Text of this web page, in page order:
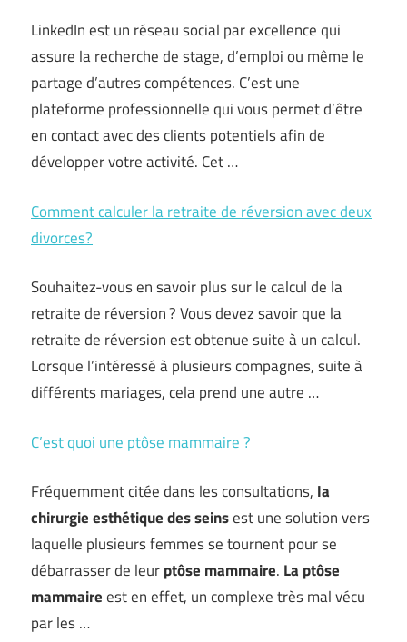
LinkedIn est un réseau social par excellence qui
assure la recherche de stage, d’emploi ou même le
partage d’autres compétences. C’est une
plateforme professionnelle qui vous permet d’être
en contact avec des clients potentiels afin de
développer votre activité. Cet …
Comment calculer la retraite de réversion avec deux
divorces?
Souhaitez-vous en savoir plus sur le calcul de la
retraite de réversion ? Vous devez savoir que la
retraite de réversion est obtenue suite à un calcul.
Lorsque l’intéressé à plusieurs compagnes, suite à
différents mariages, cela prend une autre …
C’est quoi une ptôse mammaire ?
Fréquemment citée dans les consultations, la
chirurgie esthétique des seinsest une solution vers
laquelle plusieurs femmes se tournent pour se
débarrasser de leurptôse mammaire. La ptôse
mammaireest en effet, un complexe très mal vécu
par les …